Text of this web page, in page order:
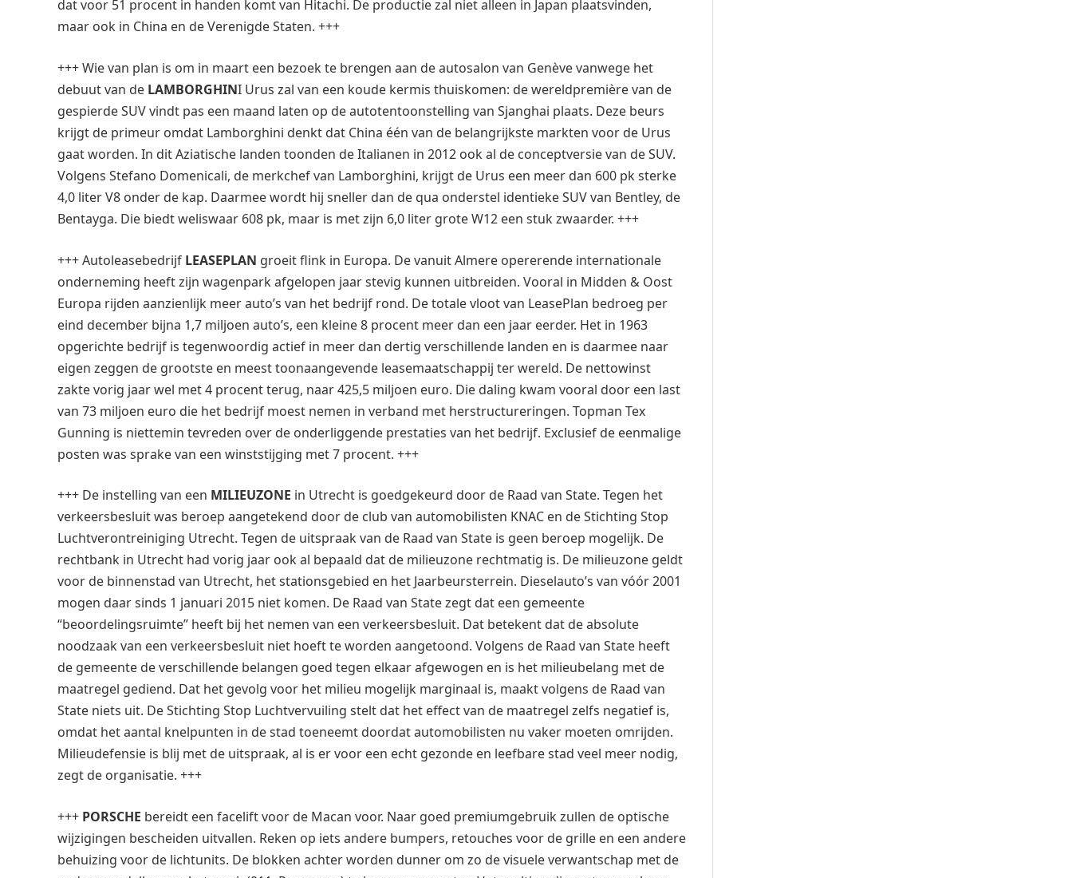
dat voor 51 procent in handen komt van Hitachi. De productie zal niet alleen in Japan plaatsvinden,
maar ook in China en de Verenigde Staten. +++
+++ Wie van plan is om in maart een bezoek te brengen aan de autosalon van Genève vanwege het
debuut van de LAMBORGHINI Urus zal van een koude kermis thuiskomen: de wereldpremière van de
gespierde SUV vindt pas een maand laten op de autotentoonstelling van Sjanghai plaats. Deze beurs
krijgt de primeur omdat Lamborghini denkt dat China één van de belangrijkste markten voor de Urus
gaat worden. In dit Aziatische landen toonden de Italianen in 2012 ook al de conceptversie van de SUV.
Volgens Stefano Domenicali, de merkchef van Lamborghini, krijgt de Urus een meer dan 600 pk sterke
4,0 liter V8 onder de kap. Daarmee wordt hij sneller dan de qua onderstel identieke SUV van Bentley, de
Bentayga. Die biedt weliswaar 608 pk, maar is met zijn 6,0 liter grote W12 een stuk zwaarder. +++
+++ Autoleasebedrijf LEASEPLAN groeit flink in Europa. De vanuit Almere opererende internationale
onderneming heeft zijn wagenpark afgelopen jaar stevig kunnen uitbreiden. Vooral in Midden & Oost
Europa rijden aanzienlijk meer auto’s van het bedrijf rond. De totale vloot van LeasePlan bedroeg per
eind december bijna 1,7 miljoen auto’s, een kleine 8 procent meer dan een jaar eerder. Het in 1963
opgerichte bedrijf is tegenwoordig actief in meer dan dertig verschillende landen en is daarmee naar
eigen zeggen de grootste en meest toonaangevende leasemaatschappij ter wereld. De nettowinst
zakte vorig jaar wel met 4 procent terug, naar 425,5 miljoen euro. Die daling kwam vooral door een last
van 73 miljoen euro die het bedrijf moest nemen in verband met herstructureringen. Topman Tex
Gunning is niettemin tevreden over de onderliggende prestaties van het bedrijf. Exclusief de eenmalige
posten was sprake van een winststijging met 7 procent. +++
+++ De instelling van een MILIEUZONE in Utrecht is goedgekeurd door de Raad van State. Tegen het
verkeersbesluit was beroep aangetekend door de club van automobilisten KNAC en de Stichting Stop
Luchtverontreiniging Utrecht. Tegen de uitspraak van de Raad van State is geen beroep mogelijk. De
rechtbank in Utrecht had vorig jaar ook al bepaald dat de milieuzone rechtmatig is. De milieuzone geldt
voor de binnenstad van Utrecht, het stationsgebied en het Jaarbeursterrein. Dieselauto’s van vóór 2001
mogen daar sinds 1 januari 2015 niet komen. De Raad van State zegt dat een gemeente
“beoordelingsruimte” heeft bij het nemen van een verkeersbesluit. Dat betekent dat de absolute
noodzaak van een verkeersbesluit niet hoeft te worden aangetoond. Volgens de Raad van State heeft
de gemeente de verschillende belangen goed tegen elkaar afgewogen en is het milieubelang met de
maatregel gediend. Dat het gevolg voor het milieu mogelijk marginaal is, maakt volgens de Raad van
State niets uit. De Stichting Stop Luchtvervuiling stelt dat het effect van de maatregel zelfs negatief is,
omdat het aantal knelpunten in de stad toeneemt doordat automobilisten nu vaker moeten omrijden.
Milieudefensie is blij met de uitspraak, al is er voor een echt gezonde en leefbare stad veel meer nodig,
zegt de organisatie. +++
+++ PORSCHE bereidt een facelift voor de Macan voor. Naar goed premiumgebruik zullen de optische
wijzigingen bescheiden uitvallen. Reken op iets andere bumpers, retouches voor de grille en een andere
behuizing voor de lichtunits. De blokken achter worden dunner om zo de visuele verwantschap met de